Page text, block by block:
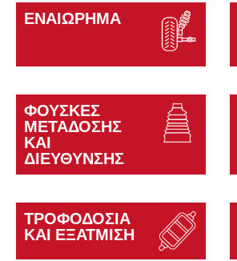
ΕΝΑΙΏΡΗΜΑ
ΦΟΎΣΚΕΣ
ΜΕΤΆΔΟΣΗΣ
ΚΑΙ
ΔΙΕΎΘΥΝΣΗΣ
ΤΡΟΦΟΔΟΣΊΑ
ΚΑΙ ΕΞΆΤΜΙΣΗ